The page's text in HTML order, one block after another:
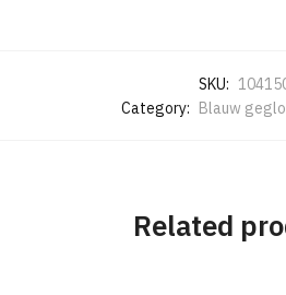
SKU:
Category: Blauw
Related